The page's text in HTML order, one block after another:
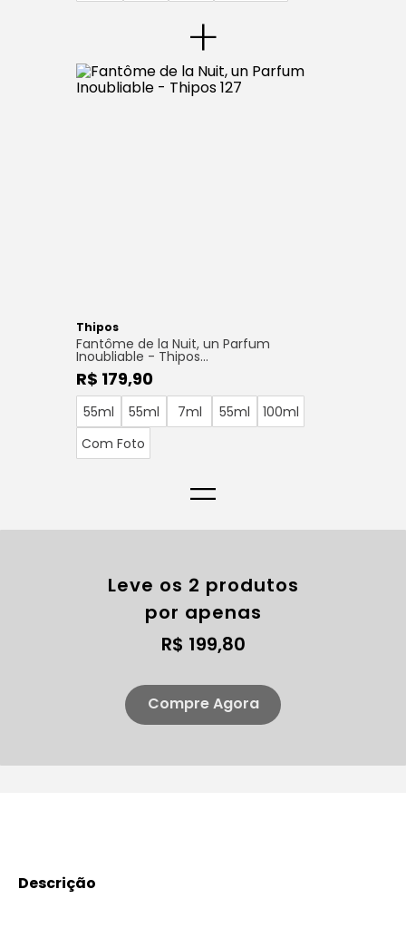
+
Thipos
Fantôme de la Nuit, un Parfum
Inoubliable - Thipos...
R$ 179,90
55ml 55ml 7ml 55ml
100ml
Com Foto
=
Leve os 2 produtos
por apenas
R$ 199,80
Compre Agora
Descrição